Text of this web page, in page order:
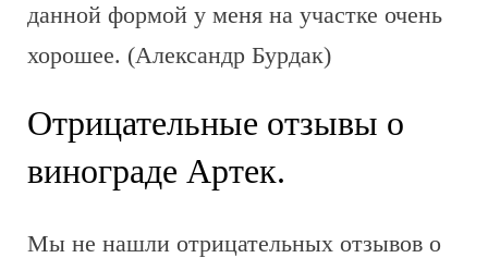
данной формой у меня на участке очень
хорошее. (Александр Бурдак)
Отрицательные отзывы о
винограде Артек.
Мы не нашли отрицательных отзывов о